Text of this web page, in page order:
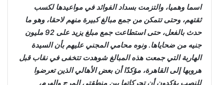
اسما وهميا، والتزمت بسداد الفوائد في مواعيدها لكسب
ثقتهم، وحتى تتمكن من جمع مبالغ كبيرة منهم لاحقا، وهو ما
حدث بالفعل، حتى استطاعت جمع مبلغ يزيد على 92 مليون
جنيه من ضحاياها. ونوه محامي المجني عليهم بأن السيدة
الهاربة التي جمعت هذه المبالغ شوهدت تتخفى في نقاب قبل
هروبها إلى القاهرة، مؤكدًا أن بعض الأهالي الذين تعرضوا
للنصب يؤكدون أن تحركاتها بين منطقتي المرج والهرم،